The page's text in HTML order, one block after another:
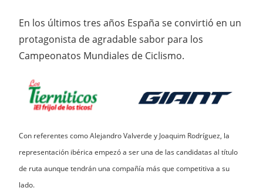
En los últimos tres años España se convirtió en un
protagonista de agradable sabor para los
Campeonatos Mundiales de Ciclismo.
Con referentes como Alejandro Valverde y Joaquim Rodríguez, la
representación ibérica empezó a ser una de las candidatas al título
de ruta aunque tendrán una compañía más que competitiva a su
lado.